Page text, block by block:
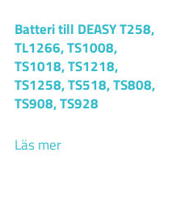
Batteri till DEASY T258,
TL1266, TS1008,
TS1018, TS1218,
TS1258, TS518, TS808,
TS908, TS928
Läs mer